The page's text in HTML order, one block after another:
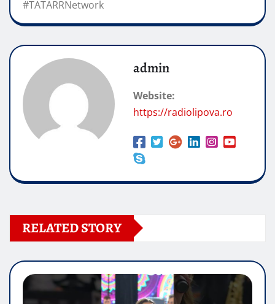
#TATARRNetwork
admin
Website:
https://radiolipova.ro
RELATED STORY